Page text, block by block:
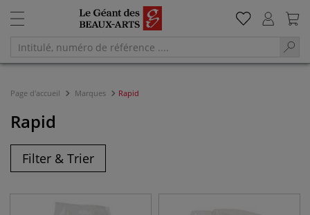
Page d'accueil Marques Rapid
Rapid
Filter & Trier